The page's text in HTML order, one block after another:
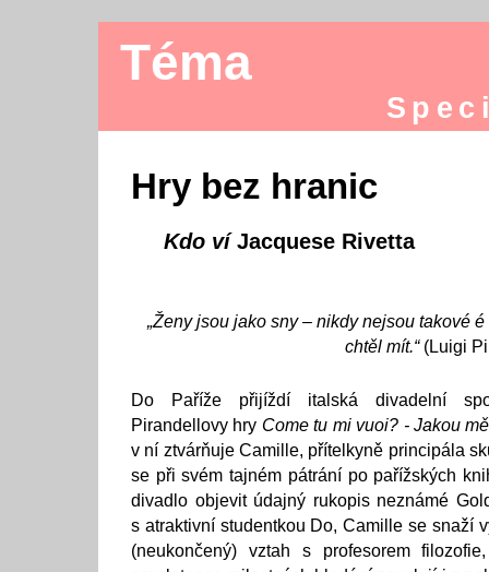
Téma
Hry bez hranic
Kdo víJacquese Rivetta
„Ženy jsou jako sny – nikdy nejsou takové é
chtěl mít.“ (Luigi
Do Paříže přijíždí italská divadelní
Pirandellovy hry Come tu mi vuoi? - Jakou
v ní ztvárňuje Camille, přítelkyně principála
se při svém tajném pátrání po pařížských
divadlo objevit údajný rukopis neznámé
s atraktivní studentkou Do, Camille se snaží
(neukončený) vztah s profesorem